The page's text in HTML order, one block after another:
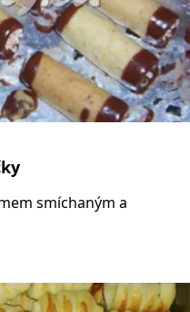
smíchaným a